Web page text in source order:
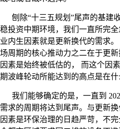
刨除“十三五规划”尾声的基建
稳投资中期环境，我们一直所完
业内生因素就是更新换代的需求
场周期的核心推动力之二在于更
因素是始终被低估的， 而这个因
期波峰轮动所能达到的高点是在什
我们能够确定的是，一直到
需求的周期将达到尾声。与更新
因素是环保治理的日趋严苛，不